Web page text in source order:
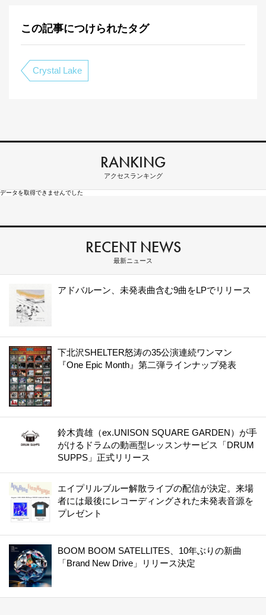
この記事につけられたタグ
Crystal Lake
RANKING
アクセスランキング
データを取得できませんでした
RECENT NEWS
最新ニュース
アドバルーン、未発表曲含む9曲をLPでリリース
下北沢SHELTER怒涛の35公演連続ワンマン
『One Epic Month』第二弾ラインナップ発表
鈴木貴雄（ex.UNISON SQUARE GARDEN）が手
がけるドラムの動画型レッスンサービス「DRUM
SUPPS」正式リリース
エイプリルブルー解散ライブの配信が決定。来場
者には最後にレコーディングされた未発表音源を
プレゼント
BOOM BOOM SATELLITES、10年ぶりの新曲
「Brand New Drive」リリース決定